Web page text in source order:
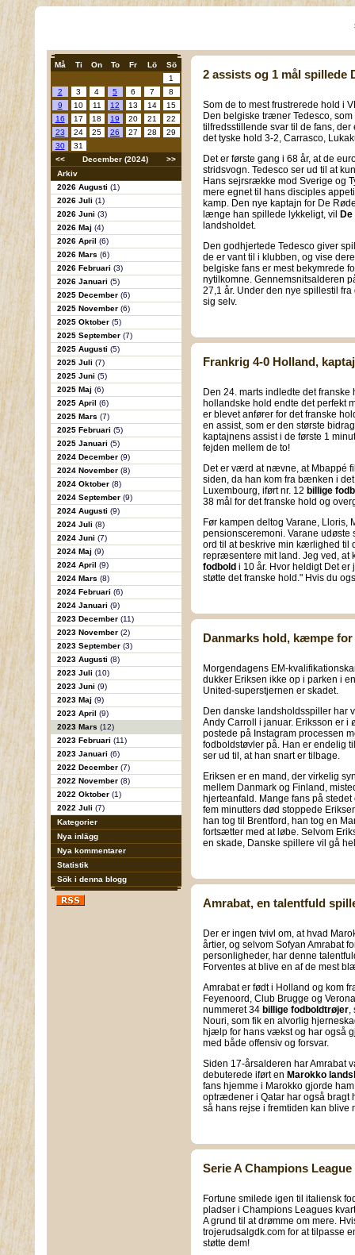
Må Ti On To Fr Lö
Sö
1
2
3 4 5 6 7
8
9
10 11 12 13 14
15
16
17 18 19 20 21
22
23
24 25 26 27 28
29
30
31
<<
December (2024)
>>
Arkiv
2026 Augusti (1)
2026 Juli (1)
2026 Juni (3)
2026 Maj (4)
2026 April (6)
2026 Mars (6)
2026 Februari (3)
2026 Januari (5)
2025 December (6)
2025 November (6)
2025 Oktober (5)
2025 September (7)
2025 Augusti (5)
2025 Juli (7)
2025 Juni (5)
2025 Maj (6)
2025 April (6)
2025 Mars (7)
2025 Februari (5)
2025 Januari (5)
2024 December (9)
2024 November (8)
2024 Oktober (8)
2024 September (9)
2024 Augusti (9)
2024 Juli (8)
2024 Juni (7)
2024 Maj (9)
2024 April (9)
2024 Mars (8)
2024 Februari (6)
2024 Januari (9)
2023 December (11)
2023 November (2)
2023 September (3)
2023 Augusti (8)
2023 Juli (10)
2023 Juni (9)
2023 Maj (9)
2023 April (9)
2023 Mars (12)
2023 Februari (11)
2023 Januari (6)
2022 December (7)
2022 November (8)
2022 Oktober (1)
2022 Juli (7)
Kategorier
Nya inlägg
Nya kommentarer
Statistik
Sök i denna blogg
2 assists og 1 mål spillede
Som de to mest frustrerede hold i
Den belgiske træner Tedesco,
tilfredsstillende svar til de fans,
det tyske hold 3-2, Carrasco,
Det er første gang i 68 år, at de
stridsvogn. Tedesco ser ud til at
Hans sejrsrække mod Sverige og
mere egnet til hans disciples
kamp. Den nye kaptajn for De
længe han spillede lykkeligt, vil
landsholdet.
Den godhjertede Tedesco giver
de er vant til i klubben, og vise
belgiske fans er mest bekymrede
nytilkomne. Gennemsnitsalderen
27,1 år. Under den nye spillestil
sig selv.
Frankrig 4-0 Holland,
Den 24. marts indledte det
hollandske hold endte det perfekt
er blevet anfører for det franske
en assist, som er den største
kaptajnens assist i de første 1
fejden mellem de to!
Det er værd at nævne, at Mbappé
siden, da han kom fra bænken i
Luxembourg, iført nr. 12 billige
38 mål for det franske hold og
Før kampen deltog Varane, Lloris,
pensionsceremoni. Varane
ord til at beskrive min kærlighed til
repræsentere mit land. Jeg ved,
fodbold i 10 år. Hvor heldigt Det er
støtte det franske hold." Hvis du
Danmarks hold, kæmpe
Morgendagens EM-
dukker Eriksen ikke op i parken i
United-superstjernen er skadet.
Den danske landsholdsspiller har
Andy Carroll i januar. Eriksson er i
postede på Instagram processen
fodboldstøvler på. Han er endelig
ser ud til, at han snart er tilbage.
Eriksen er en mand, der virkelig
mellem Danmark og Finland,
hjerteanfald. Mange fans på
fem minutters død stoppede
han tog til Brentford, han tog en
fortsætter med at løbe. Selvom
en skade, Danske spillere vil gå
Amrabat, en talentfuld
Der er ingen tvivl om, at hvad
årtier, og selvom Sofyan Amrabat
personligheder, har denne
Forventes at blive en af de mest
Amrabat er født i Holland og kom
Feyenoord, Club Brugge og
nummeret 34 billige fodboldtrøjer,
Nouri, som fik en alvorlig
hjælp for hans vækst og har også
med både offensiv og forsvar.
Siden 17-årsalderen har Amrabat
debuterede iført en Marokko
fans hjemme i Marokko gjorde
optrædener i Qatar har også
så hans rejse i fremtiden kan blive
Serie A Champions
Fortune smilede igen til italiensk
pladser i Champions Leagues
A grund til at drømme om mere.
trojerudsalgdk.com for at tilpasse
støtte dem!